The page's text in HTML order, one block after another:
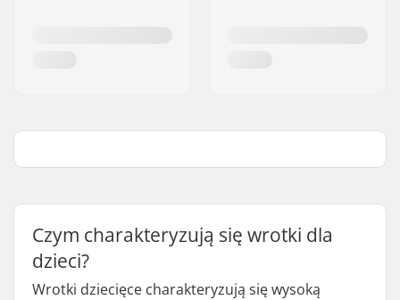
Czym charakteryzują się wrotki dla
dzieci?
Wrotki dziecięce charakteryzują się wysoką